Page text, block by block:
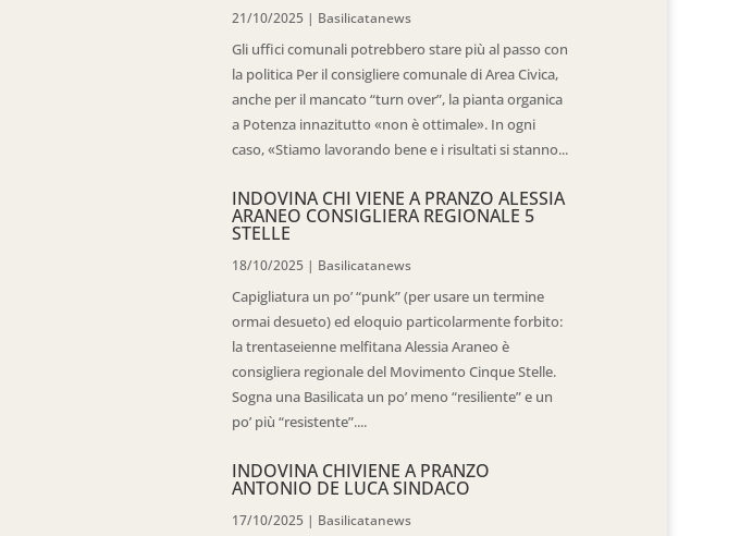
21/10/2025 | Basilicatanews
Gli uffici comunali potrebbero stare più al passo con
la politica Per il consigliere comunale di Area Civica,
anche per il mancato “turn over”, la pianta organica
a Potenza innazitutto «non è ottimale». In ogni
caso, «Stiamo lavorando bene e i risultati si stanno...
INDOVINA CHI VIENE A PRANZO ALESSIA
ARANEO CONSIGLIERA REGIONALE 5
STELLE
18/10/2025 | Basilicatanews
Capigliatura un po’ “punk” (per usare un termine
ormai desueto) ed eloquio particolarmente forbito:
la trentaseienne melfitana Alessia Araneo è
consigliera regionale del Movimento Cinque Stelle.
Sogna una Basilicata un po’ meno “resiliente” e un
po’ più “resistente”....
INDOVINA CHIVIENE A PRANZO
ANTONIO DE LUCA SINDACO
17/10/2025 | Basilicatanews